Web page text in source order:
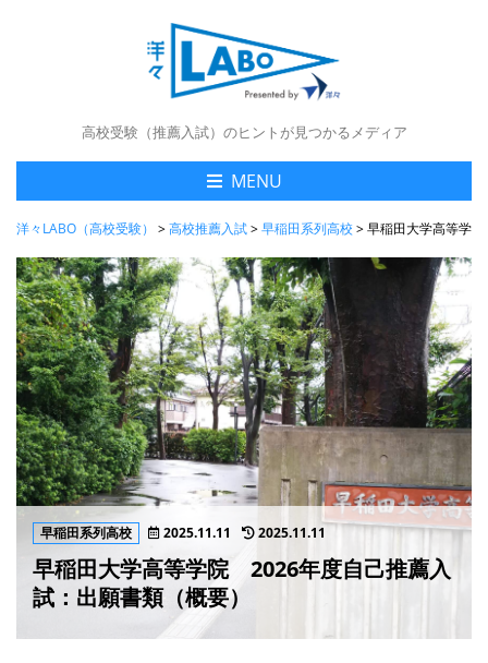
高校受験（推薦入試）のヒントが見つかるメディア
MENU
洋々LABO（高校受験） >高校推薦入試>早稲田系列高校>早稲田大学高等学
早稲田系列高校 2025.11.11 2025.11.11
早稲田大学高等学院 2026年度自己推薦入
試：出願書類（概要）